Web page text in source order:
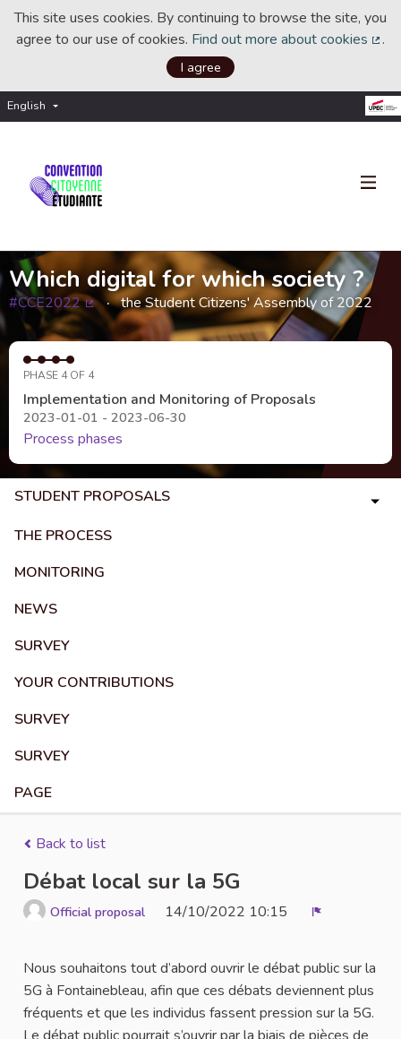
This site uses cookies. By continuing to browse the site, you
agree to our use of cookies. Find out more about cookies .
I agree
English Choisir la langue
Which digital for which society ?
#CCE2022
(External link)
the Student Citizens' Assembly of 2022
PHASE 4 OF 4
Implementation and Monitoring of Proposals
2023-01-01 - 2023-06-30
Process phases
STUDENT PROPOSALS
THE PROCESS
MONITORING
NEWS
SURVEY
YOUR CONTRIBUTIONS
SURVEY
SURVEY
PAGE
Back to list
Débat local sur la 5G
Official proposal 14/10/2022 10:15
Nous souhaitons tout d’abord ouvrir le débat public sur la
5G à Fontainebleau, afin que ces débats deviennent plus
fréquents et que les individus fassent pression sur la 5G.
Le débat public pourrait s’ouvrir par la biais de pièces de